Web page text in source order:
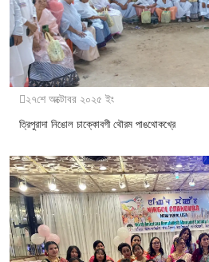
২৭শে অক্টোবর ২০২৫ ইং
ত্রিপুরাদা নিঙোল চাক্কোবগী থৌরম পাঙথোকখ্রে